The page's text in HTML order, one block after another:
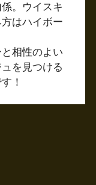
。ウイスキ
はハイボー
相性のよい
を見つける
！